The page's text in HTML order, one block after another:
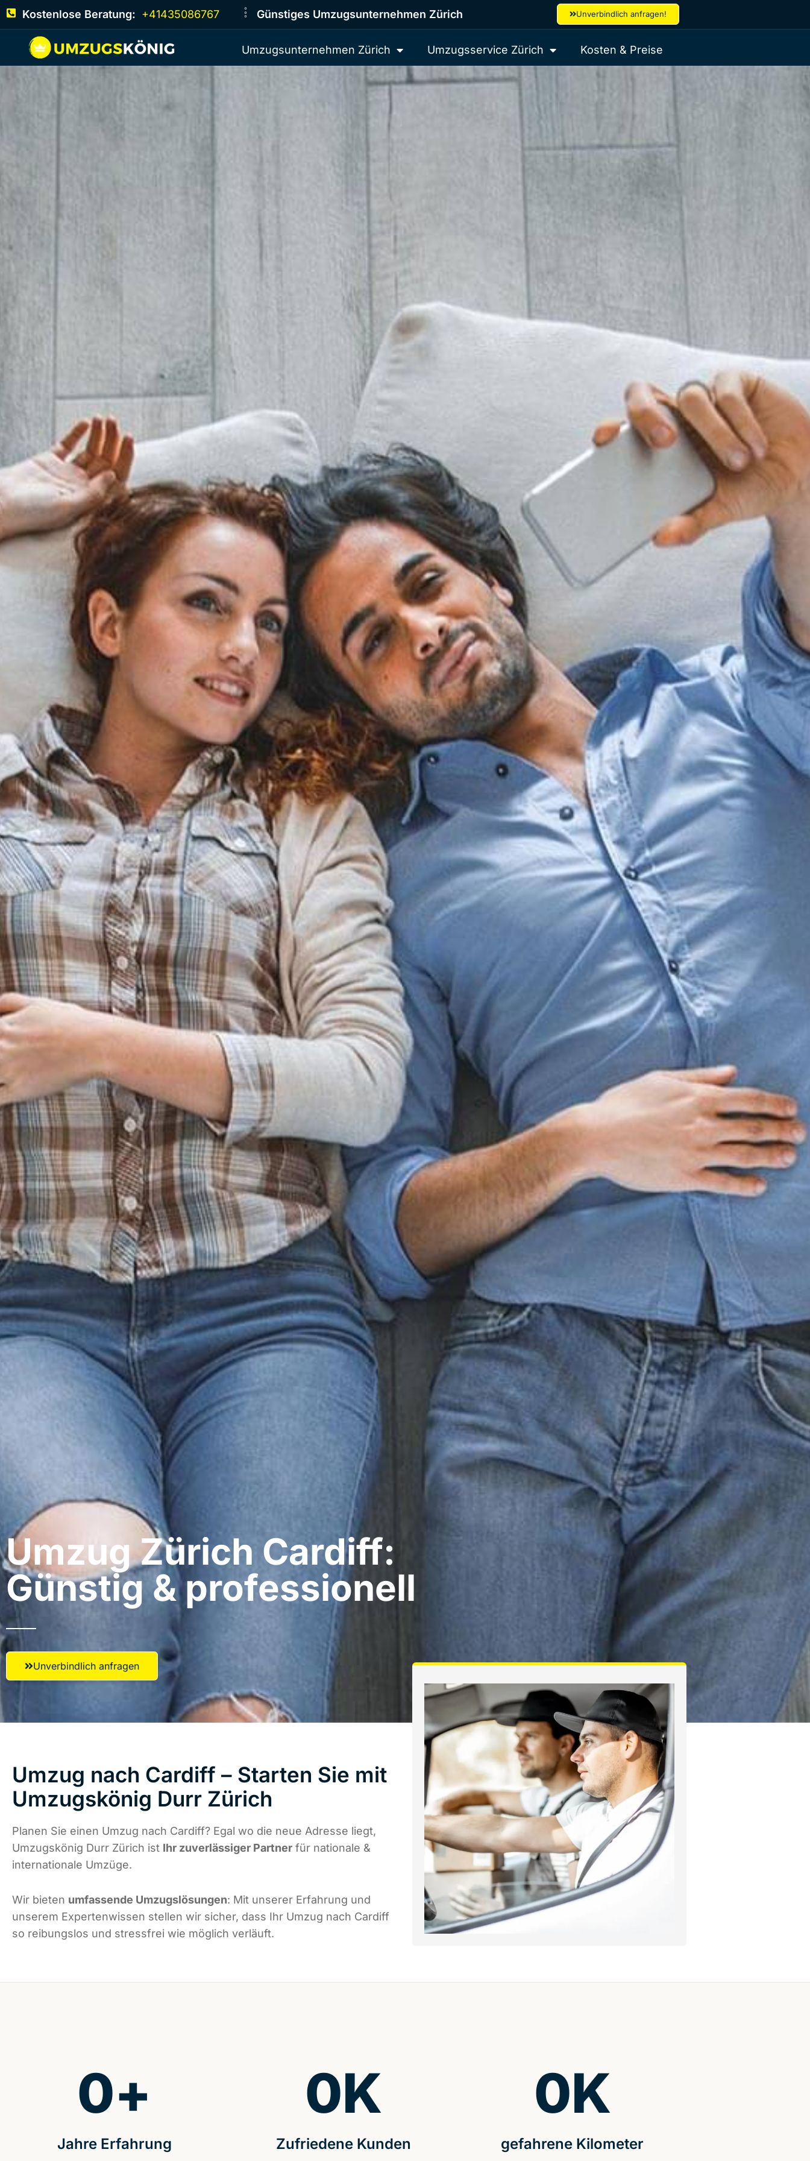
Kostenlose Beratung: +41435086767 Günstiges Umzugsunternehmen Zürich Unverbindlich anfragen!
Umzugsunternehmen Zürich Umzugsservice Zürich Kosten & Preise
Umzug Zürich​ Cardiff:
Günstig & professionell​
Unverbindlich anfragen
Umzug nach Cardiff – Starten Sie mit
Umzugskönig Durr Zürich
Planen Sie einen Umzug nach Cardiff? Egal wo die neue Adresse liegt,
Umzugskönig Durr Zürich ist Ihr zuverlässiger Partner für nationale &
internationale Umzüge.
Wir bieten umfassende Umzugslösungen: Mit unserer Erfahrung und
unserem Expertenwissen stellen wir sicher, dass Ihr Umzug nach Cardiff
so reibungslos und stressfrei wie möglich verläuft.
Jahre Erfahrung
0+
Zufriedene Kunden
0K
gefahrene Kilometer
0K